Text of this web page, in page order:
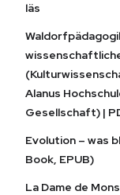
läs
Alanus
Gesellschaft) |
Evolution – was
Book, EPUB)
La Dame de